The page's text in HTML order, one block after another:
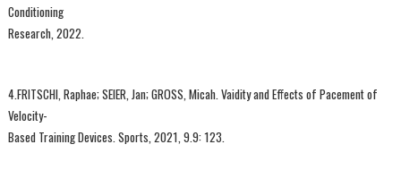
Conditioning
Research, 2022.
4.FRITSCHI, Raphae; SEIER, Jan; GROSS, Micah. Vaidity and Effects of Pacement of
Velocity-
Based Training Devices. Sports, 2021, 9.9: 123.